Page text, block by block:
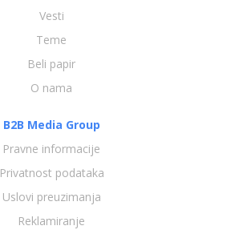
Vesti
Teme
Beli papir
O nama
B2B Media Group
Pravne informacije
Privatnost podataka
Uslovi preuzimanja
Reklamiranje